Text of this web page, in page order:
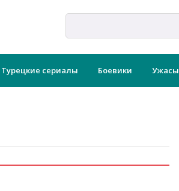
Турецкие сериалы Боевики Ужасы